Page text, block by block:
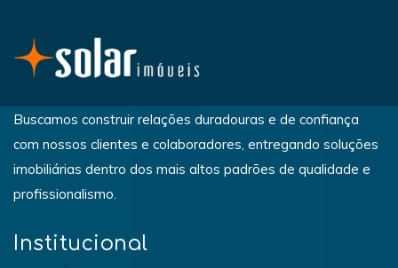
Buscamos construir relações duradouras e de confiança
com nossos clientes e colaboradores, entregando soluções
imobiliárias dentro dos mais altos padrões de qualidade e
profissionalismo.
Institucional